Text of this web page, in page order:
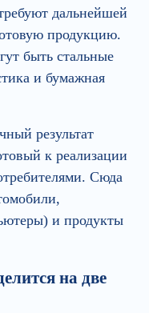
дальнейшей
продукцию.
быть стальные
и бумажная
результат
к реализации
Сюда
и продукты
на две